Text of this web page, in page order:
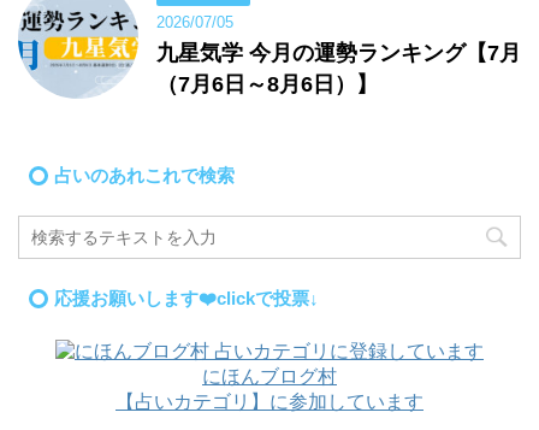
2026/07/05
九星気学 今月の運勢ランキング【7月
（7月6日～8月6日）】
占いのあれこれで検索
応援お願いします❤️clickで投票↓
にほんブログ村
【占いカテゴリ】に参加しています